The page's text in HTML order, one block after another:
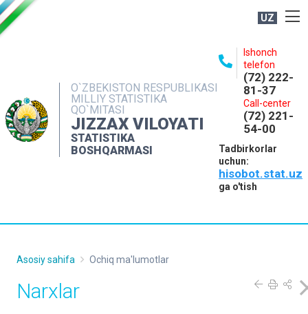
UZ
O`ZBEKISTON RESPUBLIKASI
MILLIY STATISTIKA
QO`MITASI
JIZZAX VILOYATI
STATISTIKA
BOSHQARMASI
Ishonch
telefon
(72) 222-
81-37
Call-center
(72) 221-
54-00
Tadbirkorlar
uchun:
hisobot.stat.uz
ga o'tish
NASHRLAR
INTERAKTIV XIZMATLAR
MATBUOT XIZMATI
Asosiy sahifa Ochiq ma'lumotlar
Narxlar